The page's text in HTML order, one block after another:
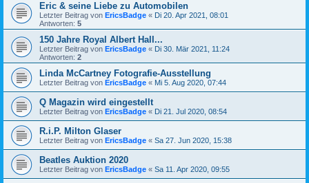
Eric & seine Liebe zu Automobilen
Letzter Beitrag von EricsBadge « Di 20. Apr 2021, 08:01
Antworten: 5
150 Jahre Royal Albert Hall...
Letzter Beitrag von EricsBadge « Di 30. Mär 2021, 11:24
Antworten: 2
Linda McCartney Fotografie-Ausstellung
Letzter Beitrag von EricsBadge « Mi 5. Aug 2020, 07:44
Q Magazin wird eingestellt
Letzter Beitrag von EricsBadge « Di 21. Jul 2020, 08:54
R.i.P. Milton Glaser
Letzter Beitrag von EricsBadge « Sa 27. Jun 2020, 15:38
Beatles Auktion 2020
Letzter Beitrag von EricsBadge « Sa 11. Apr 2020, 09:55